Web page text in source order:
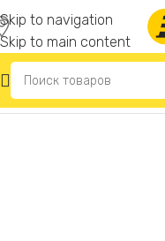
Skip to navigation
Skip to main content
Главная Колесоотбойники